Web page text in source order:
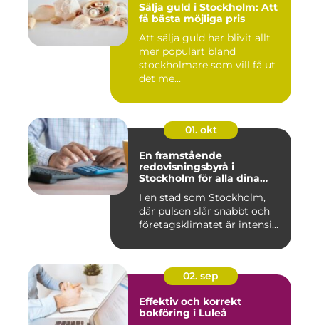
Sälja guld i Stockholm: Att
få bästa möjliga pris
Att sälja guld har blivit allt
mer populärt bland
stockholmare som vill få ut
det me...
01. okt
En framstående
redovisningsbyrå i
Stockholm för alla dina
I en stad som Stockholm,
där pulsen slår snabbt och
företagsklimatet är intensi...
02. sep
Effektiv och korrekt
bokföring i Luleå